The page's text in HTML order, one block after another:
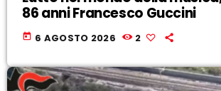
86 anni Francesco Guccini
today 6 AGOSTO 2026 2